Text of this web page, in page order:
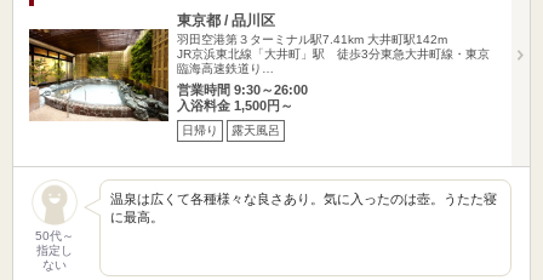
東京都 / 品川区
羽田空港第３ターミナル駅7.41km 大井町駅142m
JR京浜東北線「大井町」駅 徒歩3分東急大井町線・東京
臨海高速鉄道り…
営業時間 9:30～26:00
入浴料金 1,500円～
日帰り 露天風呂
50代～
指定し
ない
温泉は広くて各種様々な良さあり。気に入ったのは壺。うたた寝
に最高。